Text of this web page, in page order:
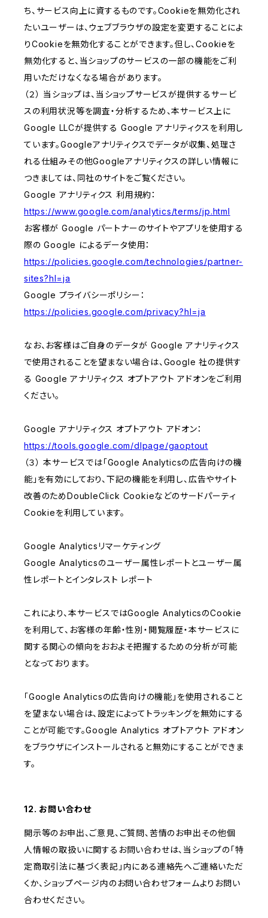
ち、サービス向上に資するものです。Cookieを無効化され
たいユーザーは、ウェブブラウザの設定を変更することによ
りCookieを無効化することができます。但し、Cookieを
無効化すると、当ショップのサービスの一部の機能をご利
用いただけなくなる場合があります。
（２） 当ショップは、当ショップサービスが提供するサービ
スの利用状況等を調査・分析するため、本サービス上に
Google LLCが提供する Google アナリティクスを利用し
ています。Googleアナリティクスでデータが収集、処理さ
れる仕組みその他Googleアナリティクスの詳しい情報に
つきましては、同社のサイトをご覧ください。
Google アナリティクス 利用規約：
https://www.google.com/analytics/terms/jp.html
お客様が Google パートナーのサイトやアプリを使用する
際の Google によるデータ使用：
https://policies.google.com/technologies/partner-
sites?hl=ja
Google プライバシーポリシー：
https://policies.google.com/privacy?hl=ja
なお、お客様はご自身のデータが Google アナリティクス
で使用されることを望まない場合は、Google 社の提供す
る Google アナリティクス オプトアウト アドオンをご利用
ください。
Google アナリティクス オプトアウト アドオン：
https://tools.google.com/dlpage/gaoptout
（３） 本サービスでは「Google Analyticsの広告向けの機
能」を有効にしており、下記の機能を利用し、広告やサイト
改善のためDoubleClick Cookieなどのサードパーティ
Cookieを利用しています。
Google Analyticsリマーケティング
Google Analyticsのユーザー属性レポートとユーザー属
性レポートとインタレスト レポート
これにより、本サービスではGoogle AnalyticsのCookie
を利用して、お客様の年齢・性別・閲覧履歴・本サービスに
関する関心の傾向をおおよそ把握するための分析が可能
となっております。
「Google Analyticsの広告向けの機能」を使用されること
を望まない場合は、設定によってトラッキングを無効にする
ことが可能です。Google Analytics オプトアウト アドオン
をブラウザにインストールされると無効にすることができま
す。
12. お問い合わせ
開示等のお申出、ご意見、ご質問、苦情のお申出その他個
人情報の取扱いに関するお問い合わせは、当ショップの「特
定商取引法に基づく表記」内にある連絡先へご連絡いただ
くか、ショップページ内のお問い合わせフォームよりお問い
合わせください。